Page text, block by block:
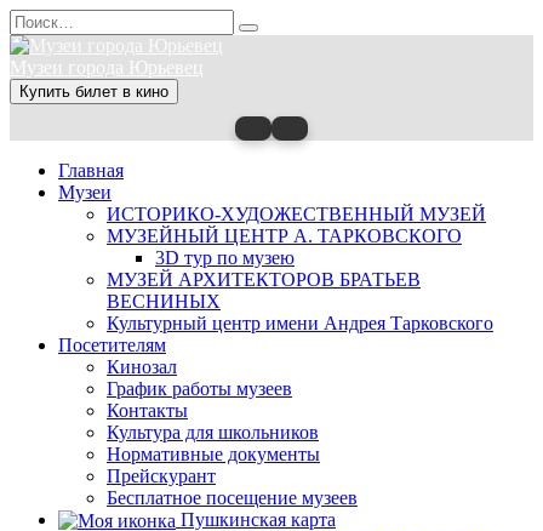
Перейти
к
содержанию
Search
for:
Музеи города Юрьевец
Купить билет в кино
Главная
Музеи
ИСТОРИКО-ХУДОЖЕСТВЕННЫЙ МУЗЕЙ
МУЗЕЙНЫЙ ЦЕНТР А. ТАРКОВСКОГО
3D тур по музею
МУЗЕЙ АРХИТЕКТОРОВ БРАТЬЕВ
ВЕСНИНЫХ
Культурный центр имени Андрея Тарковского
Посетителям
Кинозал
График работы музеев
Контакты
Культура для школьников
Нормативные документы
Прейскурант
Бесплатное посещение музеев
Пушкинская карта